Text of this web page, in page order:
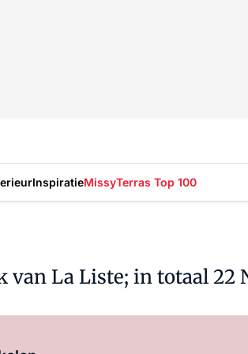
InspiratieMissyTerras Top 100
van La Liste; in totaal 22